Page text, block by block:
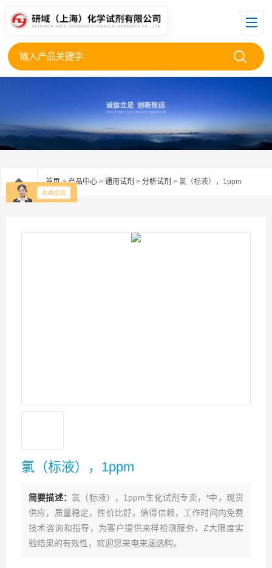
首页>产品中心 > 通用试剂 > 分析试剂 > 氯（标液），1ppm
氯（标液），1ppm
简要描述： 氯（标液），1ppm生化试剂专卖，*中，现货
供应，质量稳定，性价比好，值得信赖，工作时间内免费
技术咨询和指导，为客户提供来样检测服务，Z大限度实
验结果的有效性，欢迎您来电来涵选购。